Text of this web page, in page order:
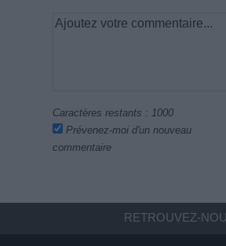
Caractères restants : 1000
Prévenez-moi d'un nouveau
commentaire
RETROUVEZ-